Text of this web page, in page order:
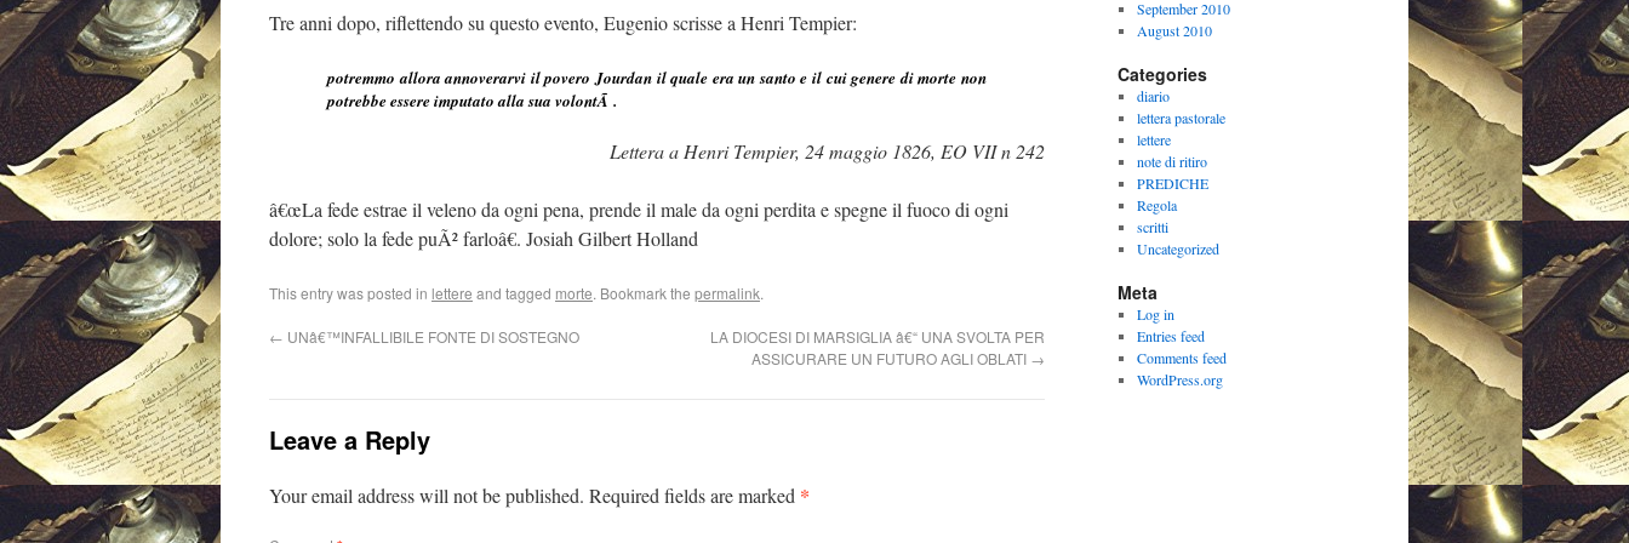
Tre anni dopo, riflettendo su questo evento, Eugenio scrisse a Henri Tempier:
potremmo allora annoverarvi il povero Jourdan il quale era un santo e il cui genere di morte non
potrebbe essere imputato alla sua volontÃ .
Lettera a Henri Tempier, 24 maggio 1826, EO VII n 242
â€œLa fede estrae il veleno da ogni pena, prende il male da ogni perdita e spegne il fuoco di ogni
dolore; solo la fede puÃ² farloâ€. Josiah Gilbert Holland
This entry was posted in lettere and tagged morte. Bookmark the permalink.
← UNâ€™INFALLIBILE FONTE DI SOSTEGNO
LA DIOCESI DI MARSIGLIA â€“ UNA SVOLTA PER
ASSICURARE UN FUTURO AGLI OBLATI →
Leave a Reply
Your email address will not be published. Required fields are marked *
September 2010
August 2010
Categories
diario
lettera pastorale
lettere
note di ritiro
PREDICHE
Regola
scritti
Uncategorized
Meta
Log in
Entries feed
Comments feed
WordPress.org